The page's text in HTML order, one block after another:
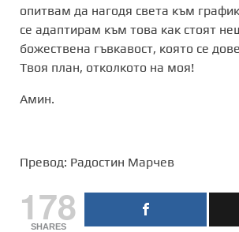
опитвам да нагодя света към
се адаптирам към това как стоят
божествена гъвкавост, която се
Твоя план, отколкото на моя!
Амин.
Превод: Радостин Марчев
178
SHARES